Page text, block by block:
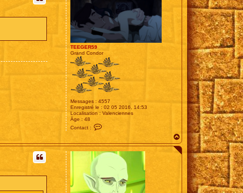
TEEGER59
Grand Condor
Messages : 4557
Enregistré le : 02 05 2016, 14:53
Localisation : Valenciennes
Âge : 48
Contact :
t
c
T
E
a
u